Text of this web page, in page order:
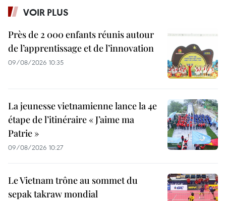
VOIR PLUS
Près de 2 000 enfants réunis autour
de l’apprentissage et de l’innovation
09/08/2026 10:35
La jeunesse vietnamienne lance la 4e
étape de l’itinéraire « J’aime ma
Patrie »
09/08/2026 10:27
Le Vietnam trône au sommet du
sepak takraw mondial